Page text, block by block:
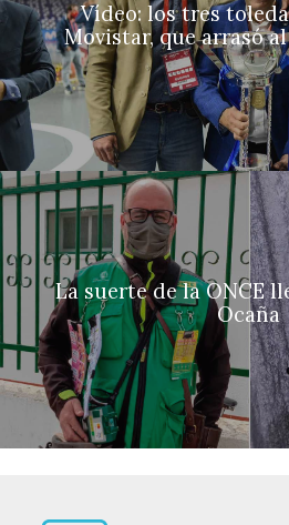
Vídeo: los tres
Movistar, que arrasó
La suerte de la ONCE
Ocaña